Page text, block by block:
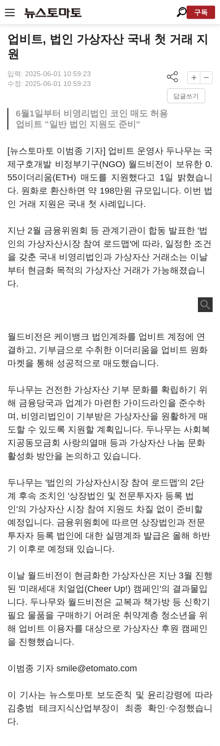
구독
업비트, 법인 가상자산 국내 첫 거래 지
원
입력: 2025-06-01 10:59:23
수정: 2025-06-01 10:59:23
답글쓰기
6월1일부터 비영리법인 코인 매도 허용
업비트 "일반 법인 지원도 준비"
[뉴스토마토 이범종 기자] 업비트 운영사 두나무는 국
제구호개발 비정부기구(NGO) 월드비전이 보유한 0.
55이더리움(ETH) 매도를 지원했다고 1일 밝혔습니
다. 원화로 환산하면 약 198만원 규모입니다. 이번 법
인 거래 지원은 국내 첫 사례입니다.
지난 2월 금융위원회 등 관계기관이 합동 발표한 '법
인의 가상자산시장 참여 로드맵'에 따라, 일정한 조건
을 갖춘 국내 비영리법인과 가상자산 거래소는 이날
부터 현금화 목적의 가상자산 거래가 가능해졌습니
다.
월드비전은 케이뱅크 법인계좌를 업비트 계정에 연
결하고, 기부금으로 수취한 이더리움을 업비트 원화
마켓을 통해 성공적으로 매도했습니다.
두나무는 건전한 가상자산 기부 문화를 확립하기 위
해 금융당국과 업계가 마련한 가이드라인을 준수하
며, 비영리법인이 기부받은 가상자산을 원활하게 매
도할 수 있도록 지원할 계획입니다. 두나무는 사회복
지공동모금회 사랑의열매 등과 가상자산 나눔 문화
활성화 방안을 논의하고 있습니다.
두나무는 '법인의 가상자산시장 참여 로드맵'의 2단
계 후속 조치인 '상장법인 및 전문투자자 등록 법
인'의 가상자산 시장 참여 지원도 차질 없이 준비할
예정입니다. 금융위원회에 따르면 상장법인과 전문
투자자 등록 법인에 대한 실명계좌 발급은 올해 하반
기 이후로 예정돼 있습니다.
이날 월드비전이 현금화한 가상자산은 지난 3월 진행
된 '미래세대 치얼업(Cheer Up!) 캠페인'의 결과물입
니다. 두나무와 월드비전은 교복과 책가방 등 신학기
필요 물품을 구매하기 어려운 취약계층 청소년을 위
해 업비트 이용자를 대상으로 가상자산 후원 캠페인
을 진행했습니다.
이범종 기자 smile@etomato.com
이 기사는 뉴스토마토 보도준칙 및 윤리강령에 따라
김충범 테크지식산업부장이 최종 확인·수정했습니
다.